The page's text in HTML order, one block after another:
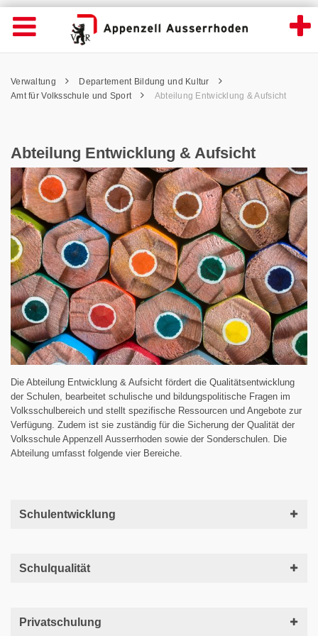
Abteilung Entwicklung & Aufsicht -
Wichtige
Seiten
Home
Inhalt
Kontakt
Navigation öffnen
Inhalt
Pfadnavigation
Verwaltung
Departement Bildung und Kultur
Amt für Volksschule und Sport
Abteilung Entwicklung & Aufsicht
Abteilung Entwicklung & Aufsicht
Die Abteilung Entwicklung & Aufsicht fördert die Qualitätsentwicklung
der Schulen, bearbeitet schulische und bildungspolitische Fragen im
Volksschulbereich und stellt spezifische Ressourcen und Angebote zur
Verfügung. Zudem ist sie zuständig für die Sicherung der Qualität der
Volksschule Appenzell Ausserrhoden sowie der Sonderschulen. Die
Abteilung umfasst folgende vier Bereiche.
Schulentwicklung
Schulqualität
Privatschulung